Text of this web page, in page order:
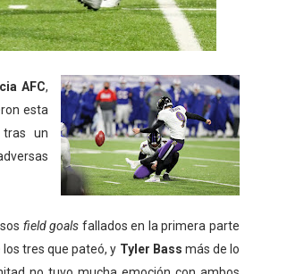
AFC,
esta
tras un
field goals fallados en la primera parte
los tres que pateó, y Tyler Bass más de lo